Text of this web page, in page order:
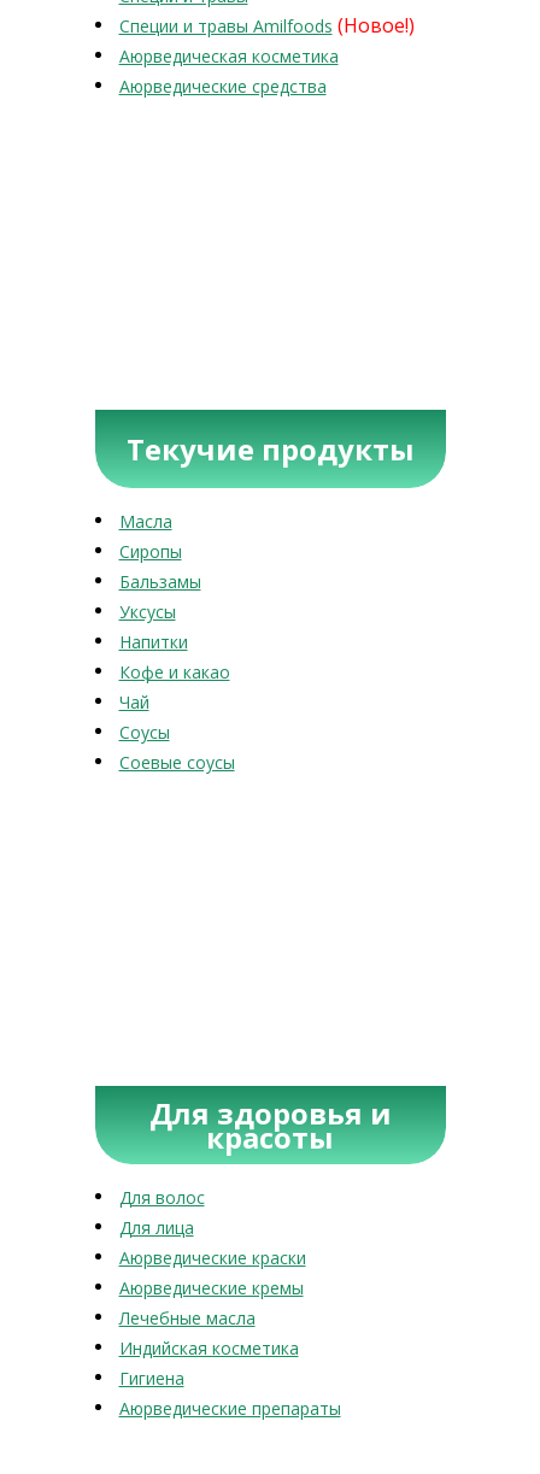
Специи и травы Amilfoods (Новое!)
Аюрведическая косметика
Аюрведические средства
Текучие продукты
Масла
Сиропы
Бальзамы
Уксусы
Напитки
Кофе и какао
Чай
Соусы
Соевые соусы
Для здоровья и
красоты
Для волос
Для лица
Аюрведические краски
Аюрведические кремы
Лечебные масла
Индийская косметика
Гигиена
Аюрведические препараты